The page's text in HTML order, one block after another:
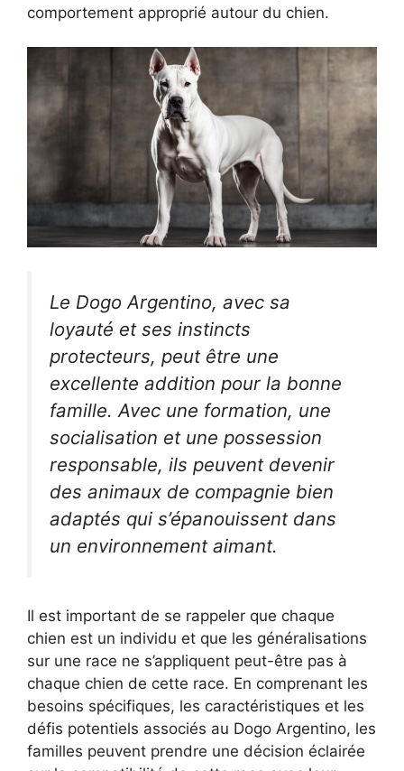
comportement approprié autour du chien.
Le Dogo Argentino, avec sa
loyauté et ses instincts
protecteurs, peut être une
excellente addition pour la bonne
famille. Avec une formation, une
socialisation et une possession
responsable, ils peuvent devenir
des animaux de compagnie bien
adaptés qui s’épanouissent dans
un environnement aimant.
Il est important de se rappeler que chaque
chien est un individu et que les généralisations
sur une race ne s’appliquent peut-être pas à
chaque chien de cette race. En comprenant les
besoins spécifiques, les caractéristiques et les
défis potentiels associés au Dogo Argentino, les
familles peuvent prendre une décision éclairée